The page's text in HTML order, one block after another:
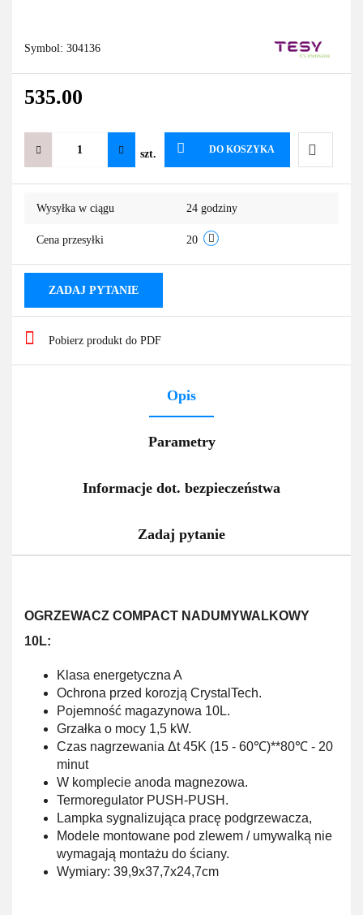
Symbol: 304136
535.00
szt. DO KOSZYKA
Do
Wysyłka w ciągu 24 godziny
Cena przesyłki 20
ZADAJ PYTANIE
Pobierz produkt do PDF
Opis
Parametry
Informacje dot. bezpieczeństwa
Zadaj pytanie
OGRZEWACZ COMPACT NADUMYWALKOWY
10L:
Klasa energetyczna A
Ochrona przed korozją CrystalTech.
Pojemność magazynowa 10L.
Grzałka o mocy 1,5 kW.
Czas nagrzewania Δt 45K (15 - 60℃)**80℃ - 20
minut
W komplecie anoda magnezowa.
Termoregulator PUSH-PUSH.
Lampka sygnalizująca pracę podgrzewacza,
Modele montowane pod zlewem / umywalką nie
wymagają montażu do ściany.
Wymiary: 39,9x37,7x24,7cm